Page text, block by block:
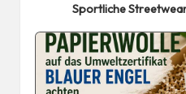
Sportliche